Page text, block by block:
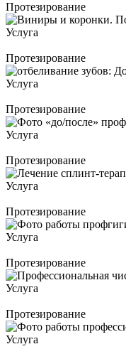
Протезирование
Услуга
Протезирование
Услуга
Протезирование
Услуга
Протезирование
Услуга
Протезирование
Услуга
Протезирование
Услуга
Протезирование
Услуга